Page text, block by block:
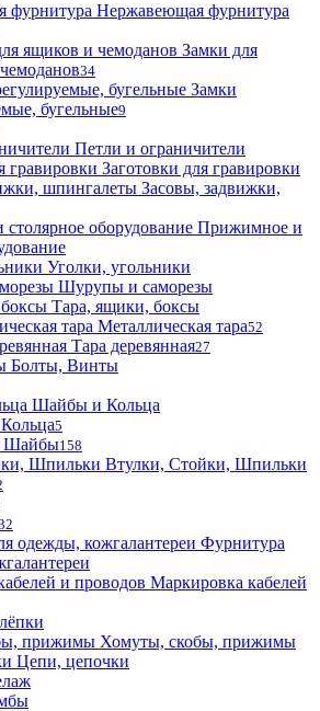
Нержавеющая фурнитура
Замки для
34
Замки
бугельные9
Петли и ограничители
Заготовки для гравировки
Засовы, задвижки,
Прижимное и
Уголки, угольники
Шурупы и саморезы
Тара, ящики, боксы
Металлическая тара52
Тара деревянная27
Болты, Винты
Шайбы и Кольца
Кольца5
Шайбы158
Втулки, Стойки, Шпильки
Фурнитура
Маркировка кабелей
Хомуты, скобы, прижимы
Цепи, цепочки